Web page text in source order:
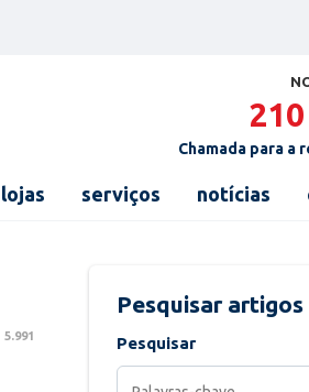
Chamada para a
lojas serviços notícias
5.991
Pesquisar artigos
Pesquisar